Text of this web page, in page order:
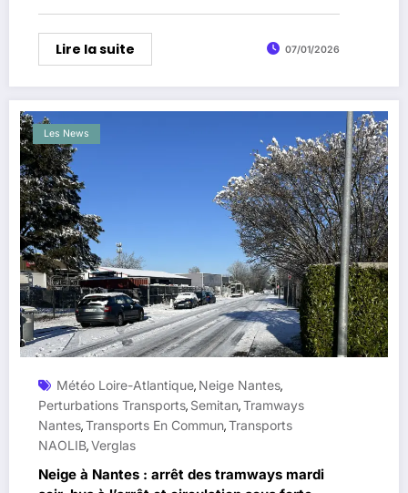
Lire la suite 07/01/2026
Les News
Météo Loire-Atlantique, Neige Nantes,
Perturbations Transports, Semitan,Tramways
Nantes,Transports En Commun,Transports
NAOLIB,Verglas
Neige à Nantes : arrêt des tramways mardi